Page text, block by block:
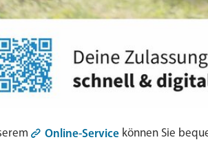
und Tarifverbund GmbH (MVV
und Tarifverbund (MVV) für
Gültigkeit als Jahresticket
war den Schülern und
Zielgruppe frühzeitig an den ÖPNV
Individualverkehr zu entlasten.
kann es in Folge der Einführung dieses
Online-Service können Sie